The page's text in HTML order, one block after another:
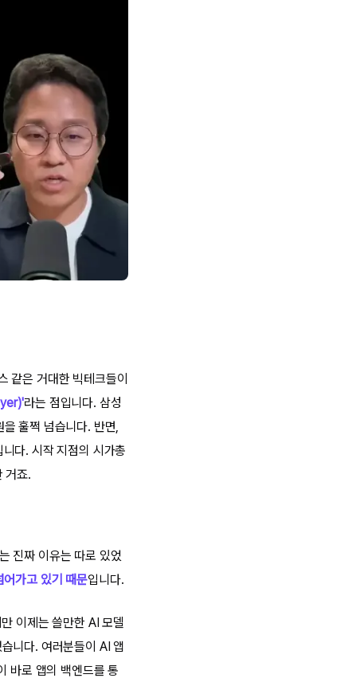
같은 거대한 빅테크들이
라는 점입니다. 삼성
훌쩍 넘습니다. 반면,
다. 시작 지점의 시가총
거죠.
진짜 이유는 따로 있었
가고 있기 때문입니다.
이제는 쓸만한 AI 모델
니다. 여러분들이 AI 앱
바로 앱의 백엔드를 통